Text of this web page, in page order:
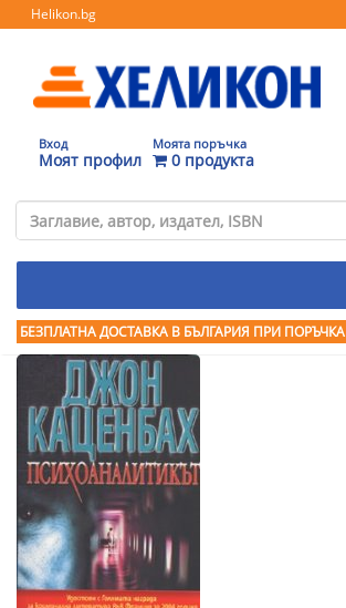
Helikon.bg
Вход
Моят профил
Моята поръчка
0 продукта
БЕЗПЛАТНА ДОСТАВКА В БЪЛГАРИЯ ПРИ ПОРЪЧКА